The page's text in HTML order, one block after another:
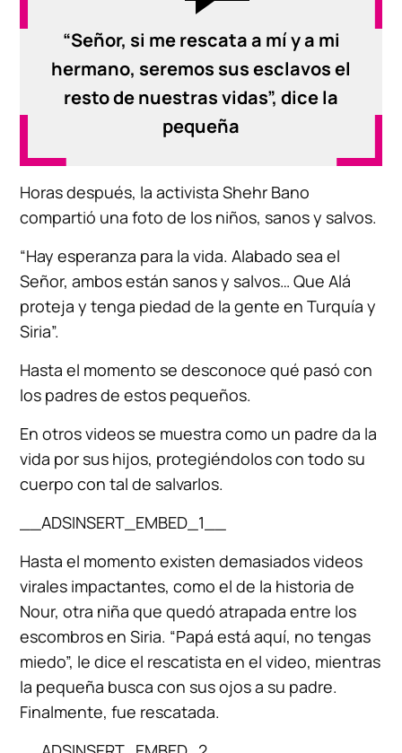
“Señor, si me rescata a mí y a mi
hermano, seremos sus esclavos el
resto de nuestras vidas”, dice la
pequeña
Horas después, la activista Shehr Bano
compartió una foto de los niños, sanos y salvos.
“Hay esperanza para la vida. Alabado sea el
Señor, ambos están sanos y salvos… Que Alá
proteja y tenga piedad de la gente en Turquía y
Siria”.
Hasta el momento se desconoce qué pasó con
los padres de estos pequeños.
En otros videos se muestra como un padre da la
vida por sus hijos, protegiéndolos con todo su
cuerpo con tal de salvarlos.
__ADSINSERT_EMBED_1__
Hasta el momento existen demasiados videos
virales impactantes, como el de la historia de
Nour, otra niña que quedó atrapada entre los
escombros en Siria. “Papá está aquí, no tengas
miedo”, le dice el rescatista en el video, mientras
la pequeña busca con sus ojos a su padre.
Finalmente, fue rescatada.